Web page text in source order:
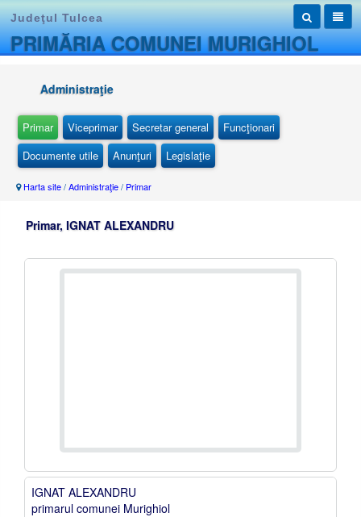
Judeţul Tulcea
PRIMĂRIA COMUNEI MURIGHIOL
Administraţie
Primar Viceprimar Secretar general
Funcţionari
Documente utile
Anunţuri Legislaţie
Harta site/Administraţie/ Primar
Primar, IGNAT ALEXANDRU
IGNAT ALEXANDRU
primarul comunei Murighiol